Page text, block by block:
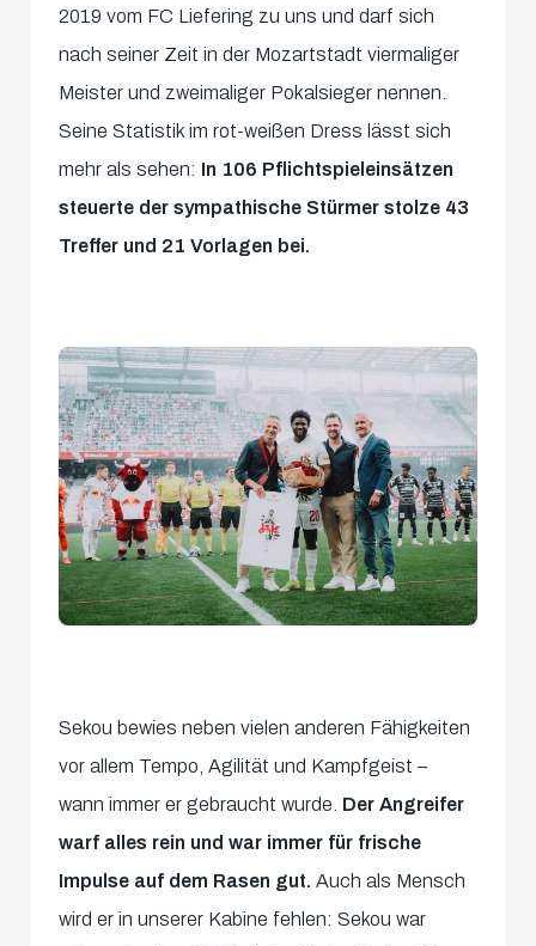
2019 vom FC Liefering zu uns und darf sich
nach seiner Zeit in der Mozartstadt viermaliger
Meister und zweimaliger Pokalsieger nennen.
Seine Statistik im rot-weißen Dress lässt sich
mehr als sehen: In 106 Pflichtspieleinsätzen
steuerte der sympathische Stürmer stolze 43
Treffer und 21 Vorlagen bei.
Sekou bewies neben vielen anderen Fähigkeiten
vor allem Tempo, Agilität und Kampfgeist –
wann immer er gebraucht wurde. Der Angreifer
warf alles rein und war immer für frische
Impulse auf dem Rasen gut. Auch als Mensch
wird er in unserer Kabine fehlen: Sekou war